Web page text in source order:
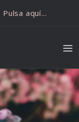
Pulsa aquí…